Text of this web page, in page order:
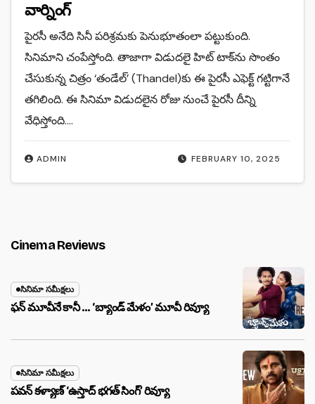
వార్నింగ్
FEBRUARY 10, 2025
ADMIN
పైరసీ అనేది సినీ పరిశ్రమకు పెనుభూతంలా పట్టుకుంది.
సినిమాని చంపేస్తోంది. తాజాగా విడుదలై హిట్‌ టాక్‌ను సొంతం
చేసుకున్న చిత్రం ‘తండేల్‌’ (Thandel)కు ఈ పైరసీ ఎఫెక్ట్ గట్టిగానే
తగిలింది. ఈ సినిమా విడుదలైన రోజు నుంచే పైరసీ దీన్ని
వేధిస్తోంది.…
Cinema Reviews
సినిమా సమీక్షలు
ఫన్ మూవీనే కానీ … ‘బ్యాండ్‌ మేళం’ మూవీ రివ్యూ
సినిమా సమీక్షలు
పవన్ కళ్యాణ్ ‘ఉస్తాద్ భ‌గ‌త్ సింగ్’ రివ్యూ